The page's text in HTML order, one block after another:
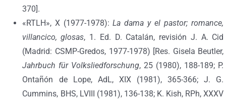
370].
«RTLH», X (1977-1978):La dama y el pastor; romance,
villancico, glosas, 1. Ed. D. Catalán, revisión J. A. Cid
(Madrid: CSMP-Gredos, 1977-1978) [Res. Gisela Beutler,
Jahrbuch für Volksliedforschung, 25 (1980), 188-189; P.
Ontañón de Lope, AdL, XIX (1981), 365-366; J. G.
Cummins, BHS, LVIII (1981), 136-138; K. Kish, RPh, XXXV